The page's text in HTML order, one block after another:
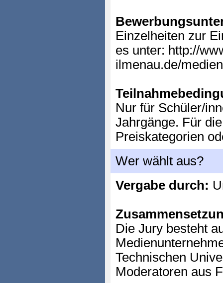
Einzelheiten zur
es unter: http://
ilmenau.de/
Nur für Schüler/
Jahrgänge. Für
Preiskategorien
Wer wählt aus?
Vergabe durch:
Die Jury besteht
Technischen
Moderatoren aus